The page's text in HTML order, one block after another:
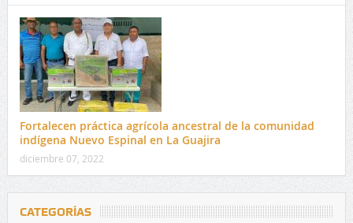
Fortalecen práctica agrícola ancestral de la comunidad
indígena Nuevo Espinal en La Guajira
diciembre 07, 2022
CATEGORÍAS